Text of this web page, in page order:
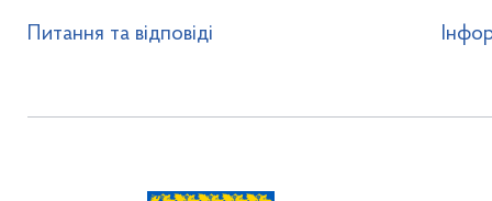
Питання та відповіді